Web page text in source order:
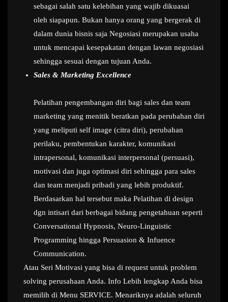
sebagai salah satu kelebihan yang wajib dikuasai
oleh siapapun. Bukan hanya orang yang bergerak di
dalam dunia bisnis saja Negosiasi merupakan usaha
untuk mencapai kesepakatan dengan lawan negosiasi
sehingga sesuai dengan tujuan Anda.
Sales & Marketing Excellence
Pelatihan pengembangan diri bagi sales dan team
marketing yang menitik beratkan pada perubahan diri
yang meliputi self image (citra diri), perubahan
perilaku, pembentukan karakter, komunikasi
intrapersonal, komunikasi interpersonal (persuasi),
motivasi dan juga optimasi diri sehingga para sales
dan team menjadi pribadi yang lebih produktif.
Berdasarkan hal tersebut maka Pelatihan di design
dgn intisari dari berbagai bidang pengetahuan seperti
Conversational Hypnosis, Neuro-Linguistic
Programming hingga Persuasion & Infuence
Communication.
Atau Seri Motivasi yang bisa di request untuk problem
solving perusahaan Anda. Info Lebih lengkap Anda bisa
memilih di Menu SERVICE. Menariknya adalah seluruh